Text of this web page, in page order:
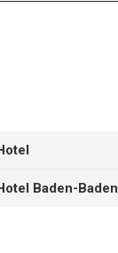
Baden-Baden